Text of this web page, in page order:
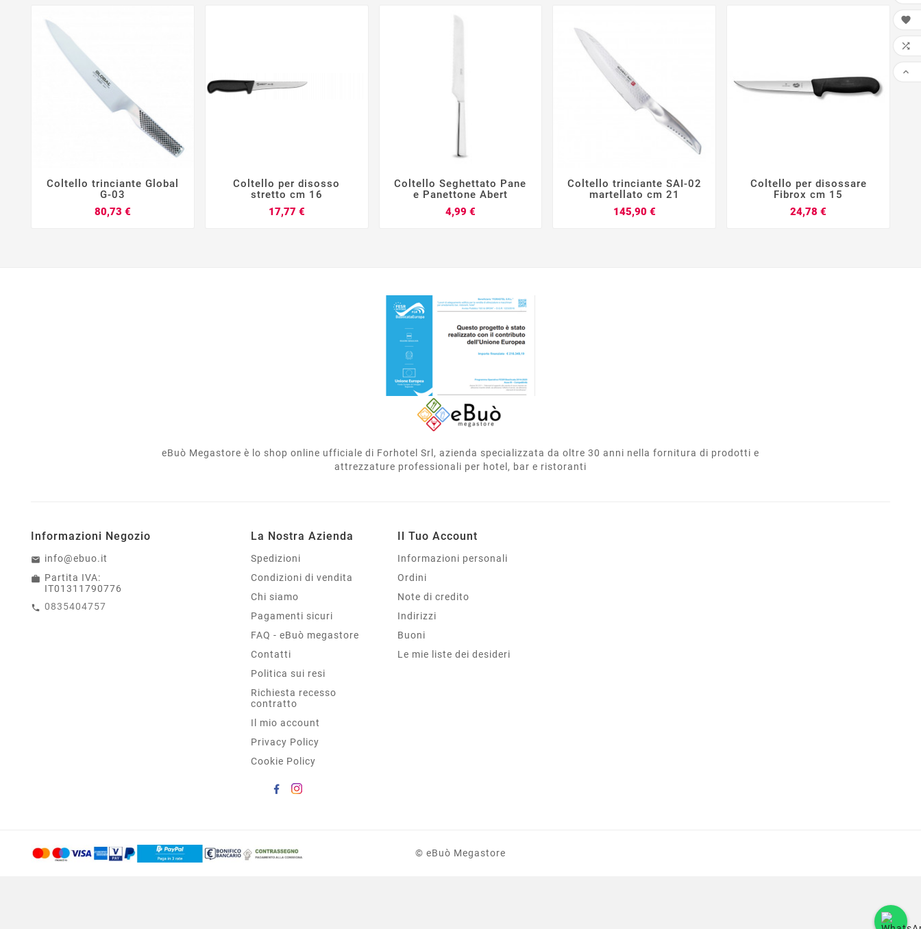
 
Coltello trinciante Global
G-03
80,73 €Prezzo
 
Coltello per disosso
stretto cm 16
17,77 €Prezzo
   
Coltello Seghettato Pane
e Panettone Abert
4,99 €Prezzo
   
Coltello trinciante SAI-02
martellato cm 21
145,90 €Prezzo
 
Coltello per disossare
Fibrox cm 15
24,78 €
eBuò Megastore è lo shop online ufficiale di Forhotel Srl, azienda specializzata da oltre 30 anni nella fornitura di prodotti e
attrezzature professionali per hotel, bar e ristoranti
Informazioni Negozio
info@ebuo.it
Partita IVA:
IT01311790776
0835404757
La Nostra Azienda
Spedizioni
Condizioni di vendita
Chi siamo
Pagamenti sicuri
FAQ - eBuò megastore
Contatti
Politica sui resi
Richiesta recesso
contratto
Il mio account
Privacy Policy
Cookie Policy
Il Tuo Account
Informazioni personali
Ordini
Note di credito
Indirizzi
Buoni
Le mie liste dei desideri



© eBuò Megastore